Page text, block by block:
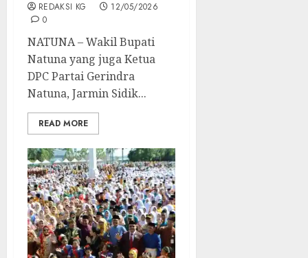
REDAKSI KG
12/05/2026
0
NATUNA – Wakil Bupati
Natuna yang juga Ketua
DPC Partai Gerindra
Natuna, Jarmin Sidik...
READ MORE